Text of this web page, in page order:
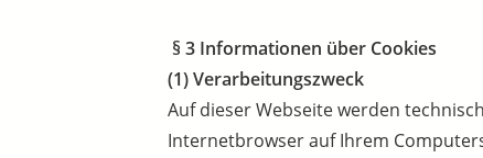
§ 3 Informationen über Cookies
(1) Verarbeitungszweck
Auf dieser Webseite werden
Internetbrowser auf Ihrem